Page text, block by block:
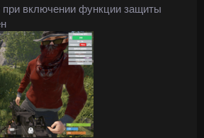
при включении функции защиты